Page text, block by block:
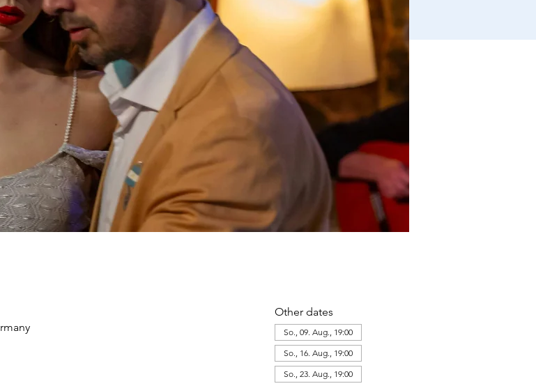
Other dates
So., 09. Aug., 19:00
So., 16. Aug., 19:00
So., 23. Aug., 19:00